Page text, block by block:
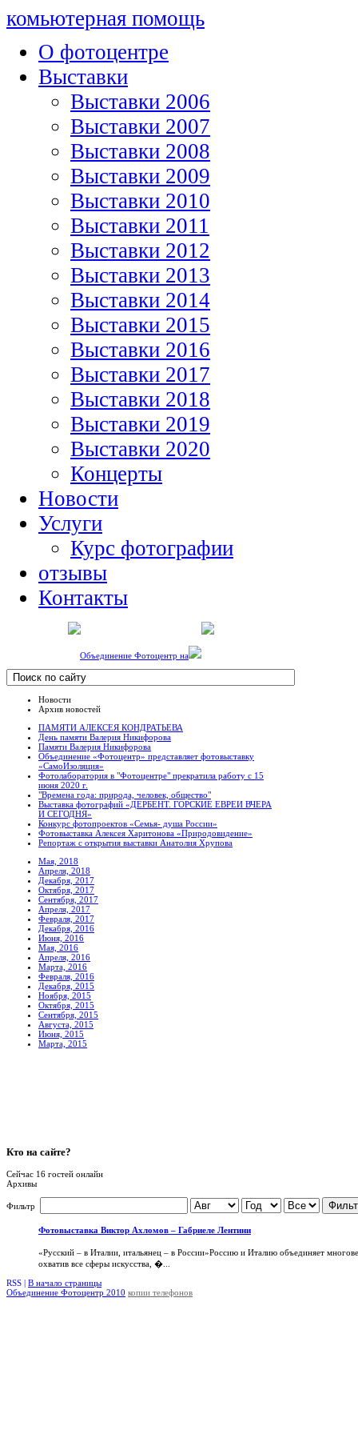
комьютерная помощь
О фотоцентре
Выставки
Выставки 2006
Выставки 2007
Выставки 2008
Выставки 2009
Выставки 2010
Выставки 2011
Выставки 2012
Выставки 2013
Выставки 2014
Выставки 2015
Выставки 2016
Выставки 2017
Выставки 2018
Выставки 2019
Выставки 2020
Концерты
Новости
Услуги
Курс фотографии
отзывы
Контакты
Объединение Фотоцентр на
Новости
Архив новостей
ПАМЯТИ АЛЕКСЕЯ КОНДРАТЬЕВА
День памяти Валерия Никифорова
Памяти Валерия Никифорова
Объединение «Фотоцентр» представляет фотовыставку
«СамоИзоляция»
Фотолаборатория в "Фотоцентре" прекратила работу с 15
июня 2020 г.
"Времена года: природа, человек, общество"
Выставка фотографий «ДЕРБЕНТ. ГОРСКИЕ ЕВРЕИ ВЧЕРА
И СЕГОДНЯ»
Конкурс фотопроектов «Семья- душа России»
Фотовыставка Алексея Харитонова «Природовидение»
Репортаж с открытия выставки Анатолия Хрупова
Мая, 2018
Апреля, 2018
Декабря, 2017
Октября, 2017
Сентября, 2017
Апреля, 2017
Февраля, 2017
Декабря, 2016
Июня, 2016
Мая, 2016
Апреля, 2016
Марта, 2016
Февраля, 2016
Декабря, 2015
Ноября, 2015
Октября, 2015
Сентября, 2015
Августа, 2015
Июня, 2015
Марта, 2015
Кто на сайте?
Сейчас 16 гостей онлайн
Архивы
Фильтр
Фотовыставка Виктор Ахломов – Габриеле Лентини
«Русский – в Италии, итальянец – в России»Россию и Италию объединяет
охватив все сферы искусства, �...
RSS | В начало страницы
Объединение Фотоцентр 2010 копии телефонов